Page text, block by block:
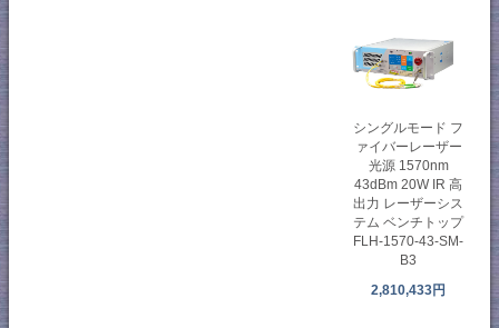
シングルモード フ
ァイバーレーザー
光源 1570nm
43dBm 20W IR 高
出力 レーザーシス
テム ベンチトップ
FLH-1570-43-SM-
B3
2,810,433円